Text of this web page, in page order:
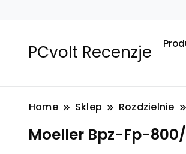
PCvolt Recenzje
Home Sklep Rozdzielnie
Moeller Bpz-Fp-